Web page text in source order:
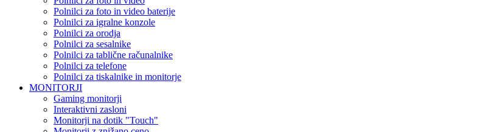
Polnilci za foto in video baterije
Polnilci za igralne konzole
Polnilci za orodja
Polnilci za sesalnike
Polnilci za tablične računalnike
Polnilci za telefone
Polnilci za tiskalnike in monitorje
MONITORJI
Gaming monitorji
Interaktivni zasloni
Monitorji na dotik "Touch"